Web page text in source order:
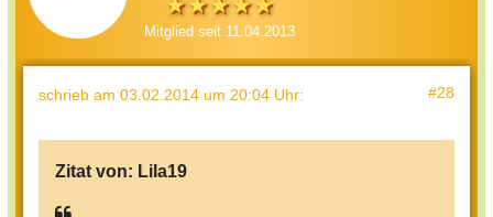
Mitglied seit 11.04.2013
schrieb am 03.02.2014 um 20:04 Uhr: #28
Zitat von: Lila19